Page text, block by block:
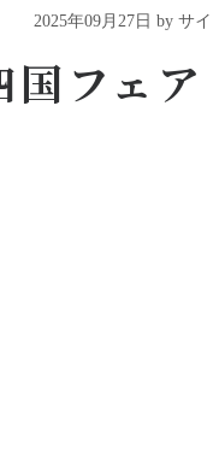
2025年09月27日 by サ
フェ